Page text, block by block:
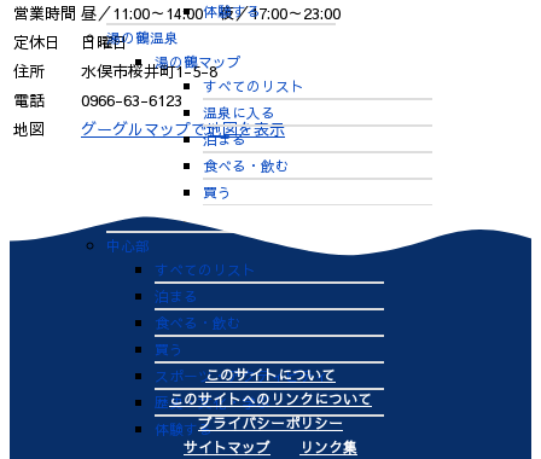
体験する
湯の鶴温泉
湯の鶴マップ
すべてのリスト
温泉に入る
泊まる
食べる・飲む
買う
中心部
すべてのリスト
泊まる
食べる・飲む
買う
スポーツ・アクティビティ
歴史・文化・学ぶ
体験する
営業時間 昼／11:00～14:00 夜／17:00～23:00
定休日
日曜日
住所
水俣市桜井町1-5-8
電話
0966-63-6123
地図
グーグルマップで地図を表示
このサイトについて
このサイトへのリンクについて
プライバシーポリシー
サイトマップ
リンク集